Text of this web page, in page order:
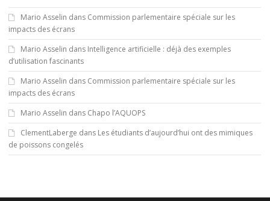
Mario Asselin dans Commission parlementaire spéciale sur les
impacts des écrans
Mario Asselin dans Intelligence artificielle : déjà des exemples
d’utilisation fascinants
Mario Asselin dans Commission parlementaire spéciale sur les
impacts des écrans
Mario Asselin dans Chapo l’AQUOPS
ClementLaberge dans Les étudiants d’aujourd’hui ont des mimiques
de poissons congelés